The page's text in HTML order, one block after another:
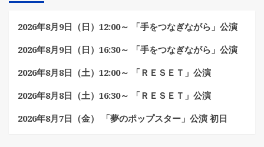
2026年8月9日（日）12:00～ 「手をつなぎながら」公演
2026年8月9日（日）16:30～ 「手をつなぎながら」公演
2026年8月8日（土）12:00～ 「ＲＥＳＥＴ」公演
2026年8月8日（土）16:30～ 「ＲＥＳＥＴ」公演
2026年8月7日（金） 「夢のポップスター」公演 初日